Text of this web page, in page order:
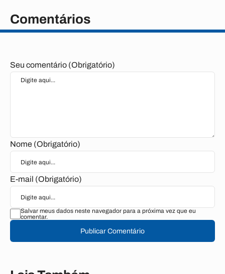
Comentários
Seu comentário (Obrigatório)
Nome (Obrigatório)
E-mail (Obrigatório)
Salvar meus dados neste navegador para a próxima vez que eu
comentar.
Publicar Comentário